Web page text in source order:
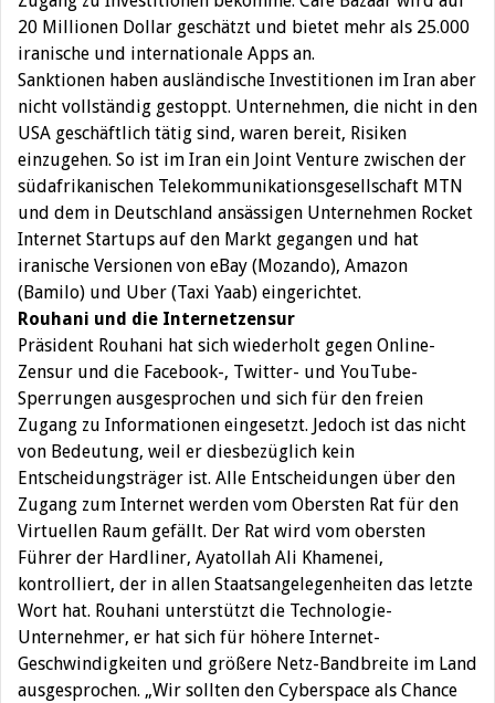
20 Millionen Dollar geschätzt und bietet mehr als 25.000
iranische und internationale Apps an.
Sanktionen haben ausländische Investitionen im Iran aber
nicht vollständig gestoppt. Unternehmen, die nicht in den
USA geschäftlich tätig sind, waren bereit, Risiken
einzugehen. So ist im Iran ein Joint Venture zwischen der
südafrikanischen Telekommunikationsgesellschaft MTN
und dem in Deutschland ansässigen Unternehmen Rocket
Internet Startups auf den Markt gegangen und hat
iranische Versionen von eBay (Mozando), Amazon
(Bamilo) und Uber (Taxi Yaab) eingerichtet.
Rouhani und die Internetzensur
Präsident Rouhani hat sich wiederholt gegen Online-
Zensur und die Facebook-, Twitter- und YouTube-
Sperrungen ausgesprochen und sich für den freien
Zugang zu Informationen eingesetzt. Jedoch ist das nicht
von Bedeutung, weil er diesbezüglich kein
Entscheidungsträger ist. Alle Entscheidungen über den
Zugang zum Internet werden vom Obersten Rat für den
Virtuellen Raum gefällt. Der Rat wird vom obersten
Führer der Hardliner, Ayatollah Ali Khamenei,
kontrolliert, der in allen Staatsangelegenheiten das letzte
Wort hat. Rouhani unterstützt die Technologie-
Unternehmer, er hat sich für höhere Internet-
Geschwindigkeiten und größere Netz-Bandbreite im Land
ausgesprochen. „Wir sollten den Cyberspace als Chance